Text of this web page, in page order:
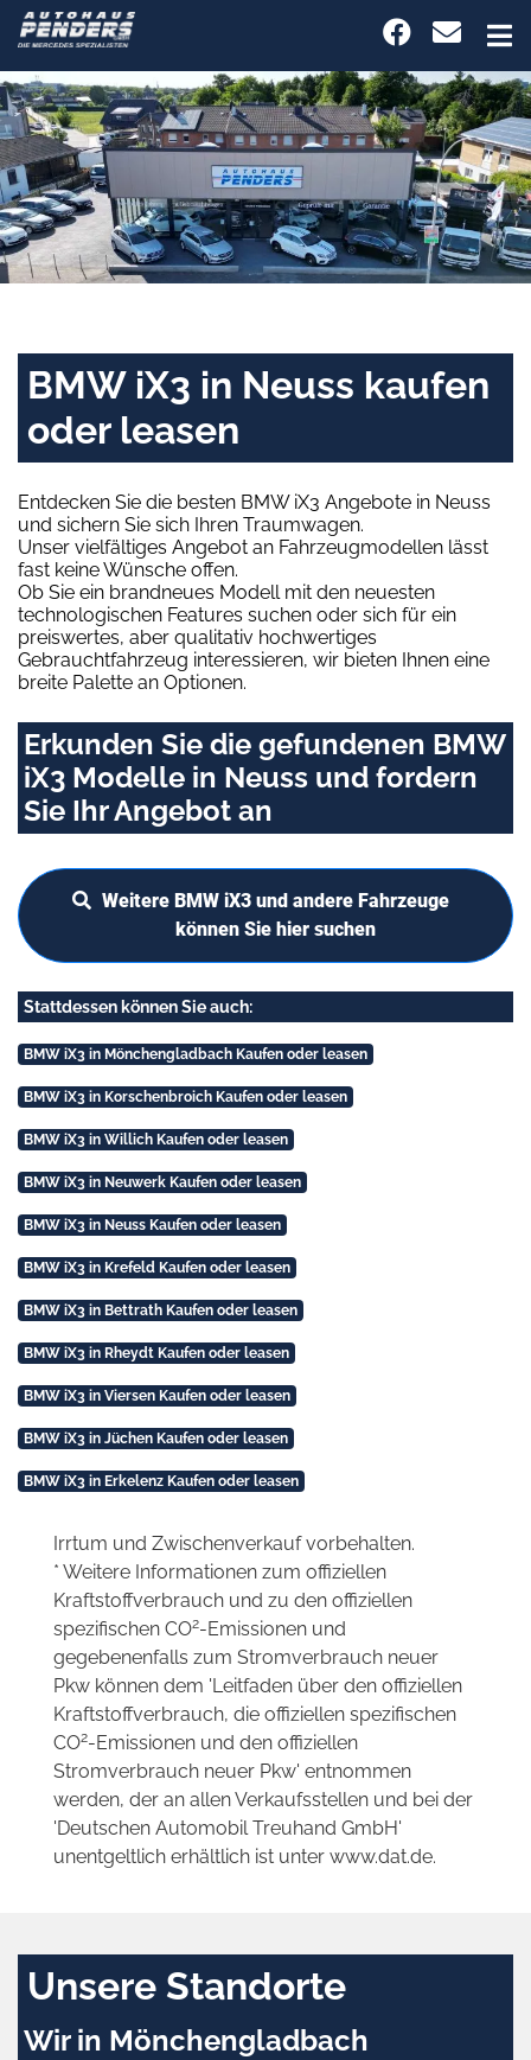
BMW iX3 in Neuss kaufen
oder leasen
Entdecken Sie die besten BMW iX3 Angebote in Neuss
und sichern Sie sich Ihren Traumwagen.
Unser vielfältiges Angebot an Fahrzeugmodellen lässt
fast keine Wünsche offen.
Ob Sie ein brandneues Modell mit den neuesten
technologischen Features suchen oder sich für ein
preiswertes, aber qualitativ hochwertiges
Gebrauchtfahrzeug interessieren, wir bieten Ihnen eine
breite Palette an Optionen.
Erkunden Sie die gefundenen BMW
iX3 Modelle in Neuss und fordern
Sie Ihr Angebot an
Weitere BMW iX3 und andere Fahrzeuge
können Sie hier suchen
Stattdessen können Sie auch:
BMW iX3 in Mönchengladbach Kaufen oder leasen
BMW iX3 in Korschenbroich Kaufen oder leasen
BMW iX3 in Willich Kaufen oder leasen
BMW iX3 in Neuwerk Kaufen oder leasen
BMW iX3 in Neuss Kaufen oder leasen
BMW iX3 in Krefeld Kaufen oder leasen
BMW iX3 in Bettrath Kaufen oder leasen
BMW iX3 in Rheydt Kaufen oder leasen
BMW iX3 in Viersen Kaufen oder leasen
BMW iX3 in Jüchen Kaufen oder leasen
BMW iX3 in Erkelenz Kaufen oder leasen
Irrtum und Zwischenverkauf vorbehalten.
* Weitere Informationen zum offiziellen
Kraftstoffverbrauch und zu den offiziellen
spezifischen CO2-Emissionen und
gegebenenfalls zum Stromverbrauch neuer
Pkw können dem 'Leitfaden über den offiziellen
Kraftstoffverbrauch, die offiziellen spezifischen
CO2-Emissionen und den offiziellen
Stromverbrauch neuer Pkw' entnommen
werden, der an allen Verkaufsstellen und bei der
'Deutschen Automobil Treuhand GmbH'
unentgeltlich erhältlich ist unter www.dat.de.
Unsere Standorte
Wir in Mönchengladbach